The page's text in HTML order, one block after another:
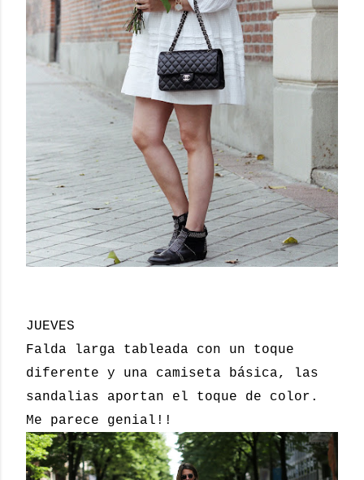
JUEVES
Falda larga tableada con un toque
diferente y una camiseta básica, las
sandalias aportan el toque de color.
Me parece genial!!